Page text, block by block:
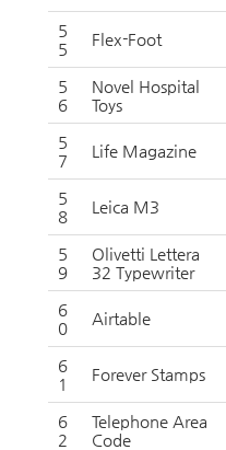
5
5
Flex-Foot
5
6
Novel Hospital
Toys
5
7
Life Magazine
5
8
Leica M3
5
9
Olivetti Lettera
32 Typewriter
6
0
Airtable
6
1
Forever Stamps
6
2
Telephone Area
Code